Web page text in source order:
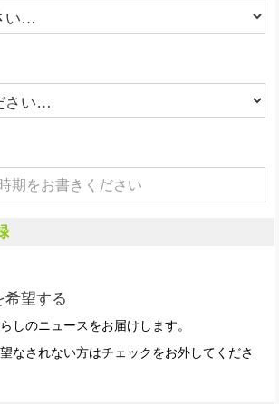
希望する
しのニュースをお届けします。
なされない方はチェックをお外してくださ